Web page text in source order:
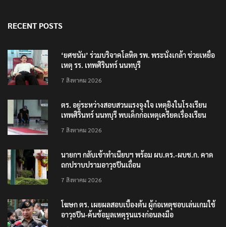
RECENT POSTS
‘ยศชนัน’ ร่วมบริจาคโลหิต รพ. พระนั่งเกล้า ช่วยเหยื่อ
เหตุ รร. เทพศิรินทร์ นนทบุรี
7 สิงหาคม 2026
ตร. อยู่ระหว่างสอบสวนแรงจูงใจ เหตุยิงในโรงเรียน
เทพศิรินทร์ นนทบุรี พบเด็กก่อเหตุเครียดเรื่องเรียน
7 สิงหาคม 2026
นายกฯ กลับเข้าทำเนียบฯ พร้อม ผบ.ตร.-ผบช.ก. คาด
ถกปราบปรามอาวุธปืนเถื่อน
7 สิงหาคม 2026
โฆษก ตร. เผยผลสอบเบื้องต้น ผู้ก่อเหตุชอบเล่นเกมใช้
อาวุธปืน-ค้นข้อมูลเหตุรุนแรงก่อนลงมือ